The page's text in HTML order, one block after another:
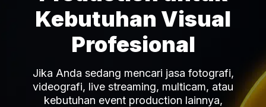
Kebutuhan Visual
Profesional
Jika Anda sedang mencari jasa fotografi,
videografi, live streaming, multicam, atau
kebutuhan event production lainnya,